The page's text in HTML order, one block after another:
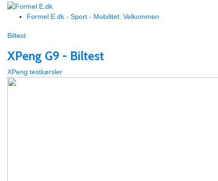
Formel E.dk - Sport - Mobilitet: Velkommen
Biltest
XPeng G9 - Biltest
XPeng testkørsler